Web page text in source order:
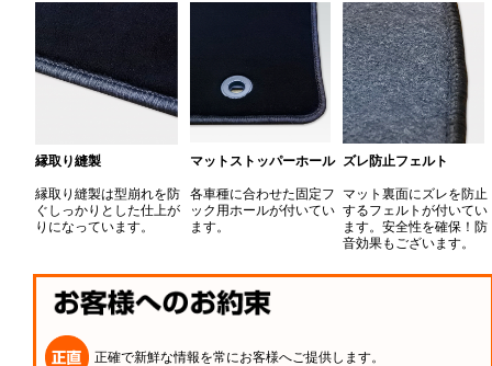
縁取り縫製
縁取り縫製は型崩れを防
ぐしっかりとした仕上が
りになっています。
マットストッパーホール
各車種に合わせた固定フ
ック用ホールが付いてい
ます。
ズレ防止フェルト
マット裏面にズレを防止
するフェルトが付いてい
ます。安全性を確保！防
音効果もございます。
正確で新鮮な情報を常にお客様へご提供します。